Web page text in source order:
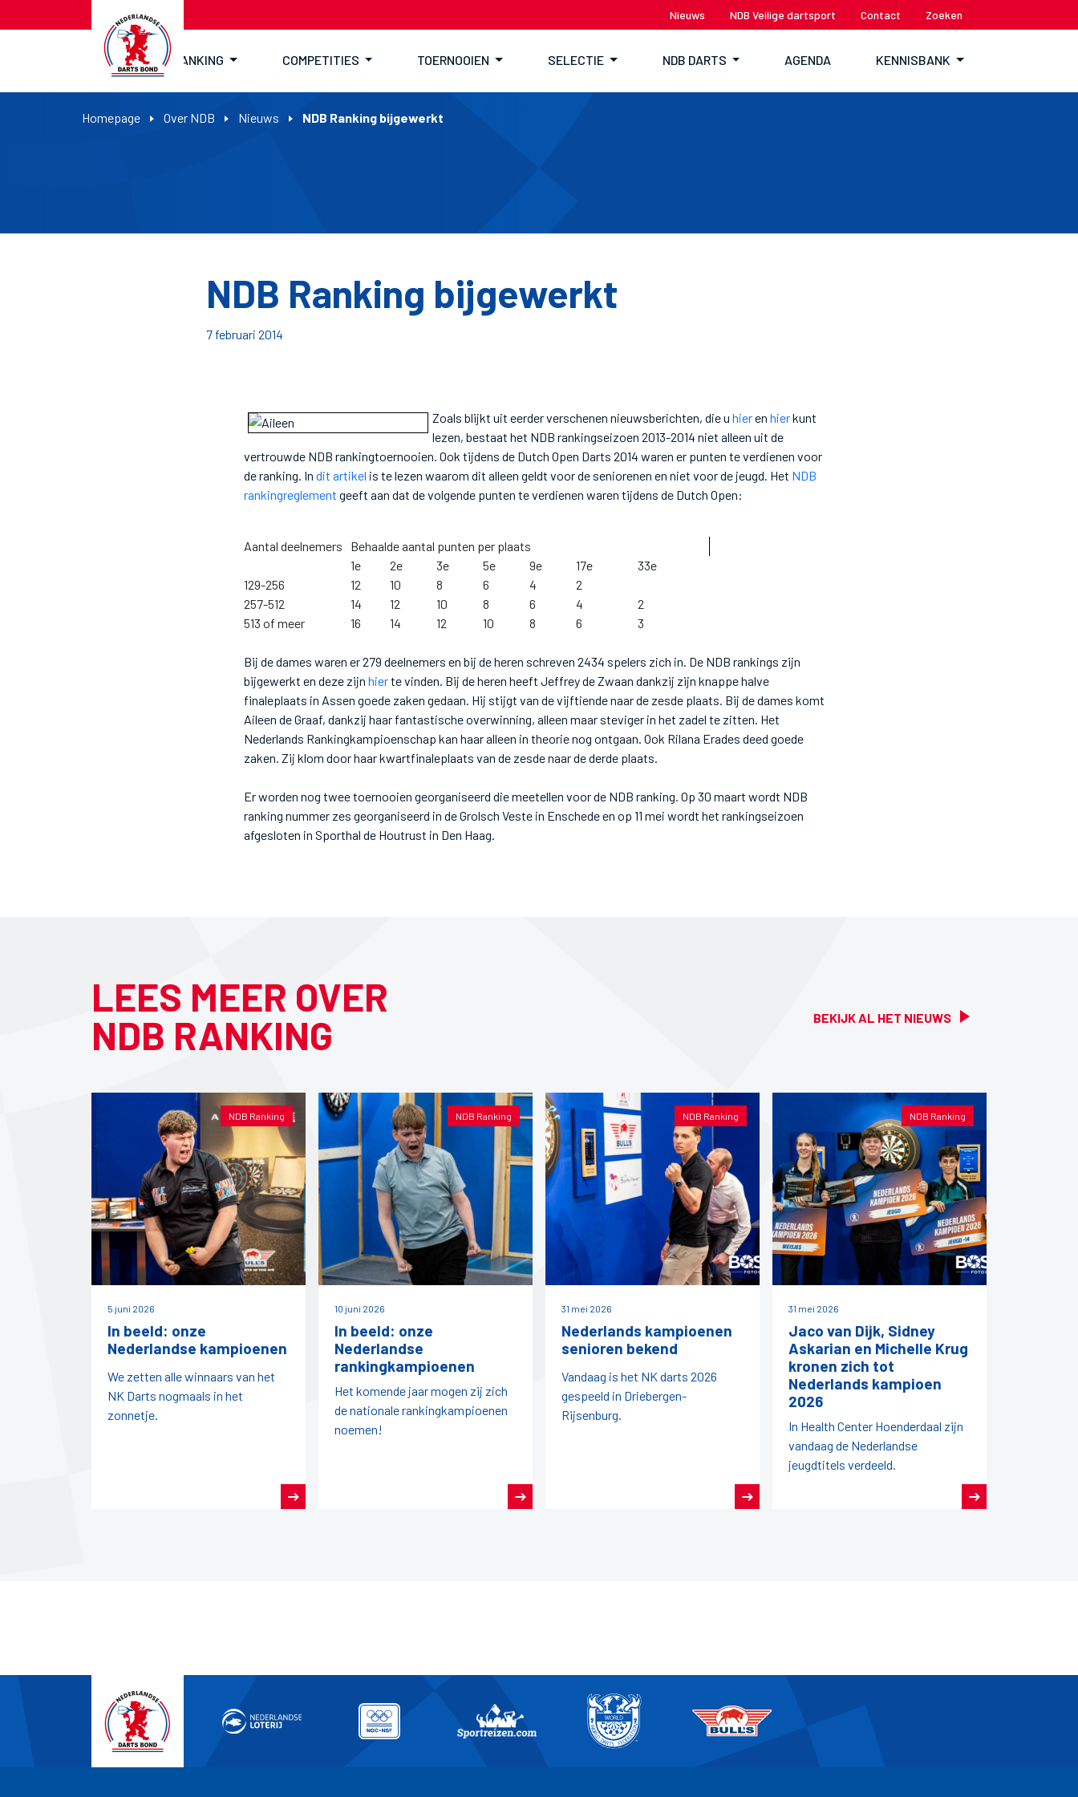
Nieuws NDB Veilige dartsport Contact Zoeken
RANKING COMPETITIES TOERNOOIEN SELECTIE NDB DARTS AGENDA KENNISBANK
Homepage Over NDB Nieuws NDB Ranking bijgewerkt
NDB Ranking bijgewerkt
7 februari 2014
Zoals blijkt uit eerder verschenen nieuwsberichten, die u hieren hierkunt
lezen, bestaat het NDB rankingseizoen 2013-2014 niet alleen uit de
vertrouwde NDB rankingtoernooien. Ook tijdens de Dutch Open Darts 2014 waren er punten te verdienen voor
de ranking. In dit artikel is te lezen waarom dit alleen geldt voor de seniorenen en niet voor de jeugd. Het NDB
rankingreglement geeft aan dat de volgende punten te verdienen waren tijdens de Dutch Open:
Aantal deelnemers
Behaalde aantal punten per plaats
1e
2e 3e 5e 9e 17e
33e
129-256
12 10 8 6 4
2
257-512
14 12 10 8 6 4
2
513 of meer
16 14 12 10 8 6 3
Bij de dames waren er 279 deelnemers en bij de heren schreven 2434 spelers zich in. De NDB rankings zijn
bijgewerkt en deze zijn hierte vinden. Bij de heren heeft Jeffrey de Zwaan dankzij zijn knappe halve
finaleplaats in Assen goede zaken gedaan. Hij stijgt van de vijftiende naar de zesde plaats. Bij de dames komt
Aileen de Graaf, dankzij haar fantastische overwinning, alleen maar steviger in het zadel te zitten. Het
Nederlands Rankingkampioenschap kan haar alleen in theorie nog ontgaan. Ook Rilana Erades deed goede
zaken. Zij klom door haar kwartfinaleplaats van de zesde naar de derde plaats.
Er worden nog twee toernooien georganiseerd die meetellen voor de NDB ranking. Op 30 maart wordt NDB
ranking nummer zes georganiseerd in de Grolsch Veste in Enschede en op 11 mei wordt het rankingseizoen
afgesloten in Sporthal de Houtrust in Den Haag.
LEES MEER OVER
NDB RANKING
BEKIJK AL HET NIEUWS
NDB Ranking
5 juni 2026
In beeld: onze
Nederlandse kampioenen
We zetten alle winnaars van het
NK Darts nogmaals in het
zonnetje.
NDB Ranking
10 juni 2026
In beeld: onze
Nederlandse
rankingkampioenen
Het komende jaar mogen zij zich
de nationale rankingkampioenen
noemen!
NDB Ranking
31 mei 2026
Nederlands kampioenen
senioren bekend
Vandaag is het NK darts 2026
gespeeld in Driebergen-
Rijsenburg.
NDB Ranking
31 mei 2026
Jaco van Dijk, Sidney
Askarian en Michelle Krug
kronen zich tot
Nederlands kampioen
2026
In Health Center Hoenderdaal zijn
vandaag de Nederlandse
jeugdtitels verdeeld.